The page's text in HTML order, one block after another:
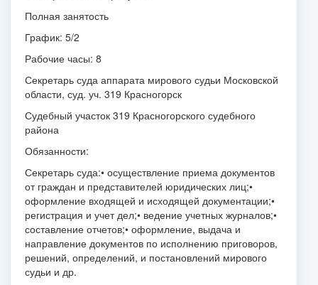
Полная занятость
График: 5/2
Рабочие часы: 8
Секретарь суда аппарата мирового судьи Московской
области, суд. уч. 319 Красногорск
Судебный участок 319 Красногорского судебного
района
Обязанности:
Секретарь суда:• осуществление приема документов
от граждан и представителей юридических лиц;•
оформление входящей и исходящей документации;•
регистрация и учет дел;• ведение учетных журналов;•
составление отчетов;• оформление, выдача и
направление документов по исполнению приговоров,
решений, определений, и постановлений мирового
судьи и др.